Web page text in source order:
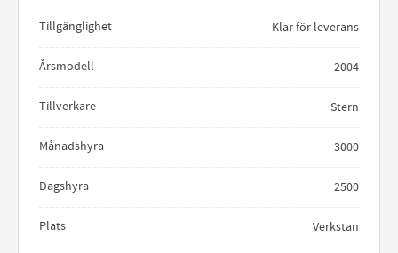
Tillgänglighet Klar för leverans
Årsmodell 2004
Tillverkare Stern
Månadshyra 3000
Dagshyra 2500
Plats Verkstan